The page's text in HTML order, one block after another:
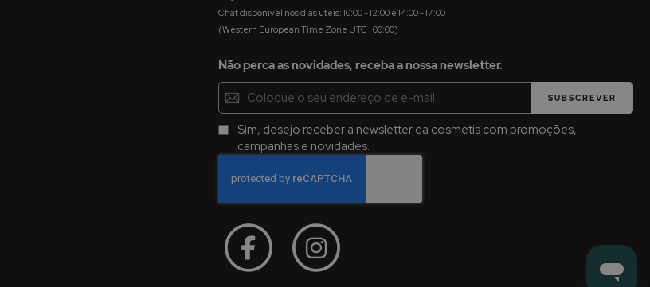
Chat disponível nos dias úteis: 10:00 - 12:00 e 14:00 - 17:00
(Western European Time Zone UTC+00:00)
Não perca as novidades, receba a nossa newsletter.
Inscreva-
se
na
Newsletter:
SUBSCREVER
Sim, desejo receber a newsletter da cosmetis com promoções,
campanhas e novidades.